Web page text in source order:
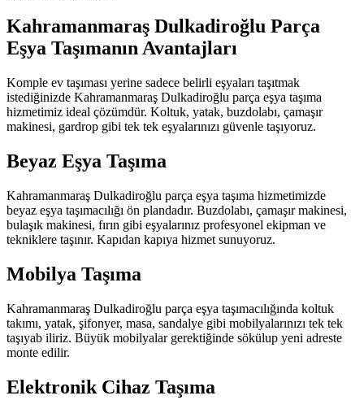
Kahramanmaraş Dulkadiroğlu Parça
Eşya Taşımanın Avantajları
Komple ev taşıması yerine sadece belirli eşyaları taşıtmak
istediğinizde Kahramanmaraş Dulkadiroğlu parça eşya taşıma
hizmetimiz ideal çözümdür. Koltuk, yatak, buzdolabı, çamaşır
makinesi, gardrop gibi tek tek eşyalarınızı güvenle taşıyoruz.
Beyaz Eşya Taşıma
Kahramanmaraş Dulkadiroğlu parça eşya taşıma hizmetimizde
beyaz eşya taşımacılığı ön plandadır. Buzdolabı, çamaşır makinesi,
bulaşık makinesi, fırın gibi eşyalarınız profesyonel ekipman ve
tekniklere taşınır. Kapıdan kapıya hizmet sunuyoruz.
Mobilya Taşıma
Kahramanmaraş Dulkadiroğlu parça eşya taşımacılığında koltuk
takımı, yatak, şifonyer, masa, sandalye gibi mobilyalarınızı tek tek
taşıyab iliriz. Büyük mobilyalar gerektiğinde sökülup yeni adreste
monte edilir.
Elektronik Cihaz Taşıma